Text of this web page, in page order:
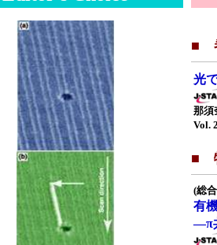
■
光
那須
Vol.
■
(総
有
—π